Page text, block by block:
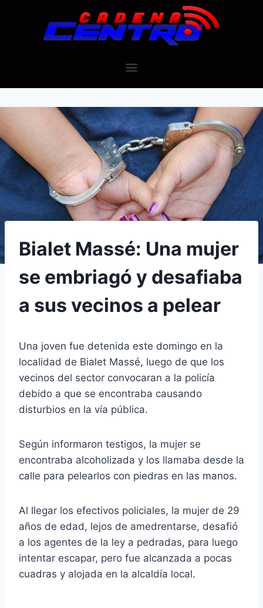
Bialet Massé: Una mujer
se embriagó y desafiaba
a sus vecinos a pelear
Una joven fue detenida este domingo en la
localidad de Bialet Massé, luego de que los
vecinos del sector convocaran a la policía
debido a que se encontraba causando
disturbios en la vía pública.
Según informaron testigos, la mujer se
encontraba alcoholizada y los llamaba desde la
calle para pelearlos con piedras en las manos.
Al llegar los efectivos policiales, la mujer de 29
años de edad, lejos de amedrentarse, desafió
a los agentes de la ley a pedradas, para luego
intentar escapar, pero fue alcanzada a pocas
cuadras y alojada en la alcaldía local.